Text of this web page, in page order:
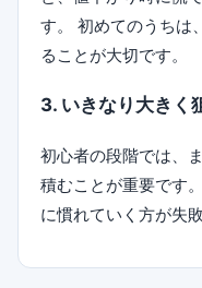
す。 初めてのうちは
ることが大切です。
3. いきなり大きく
初心者の段階では、
積むことが重要です
に慣れていく方が失